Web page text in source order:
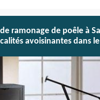
ramonage de poêle à
avoisinantes dans